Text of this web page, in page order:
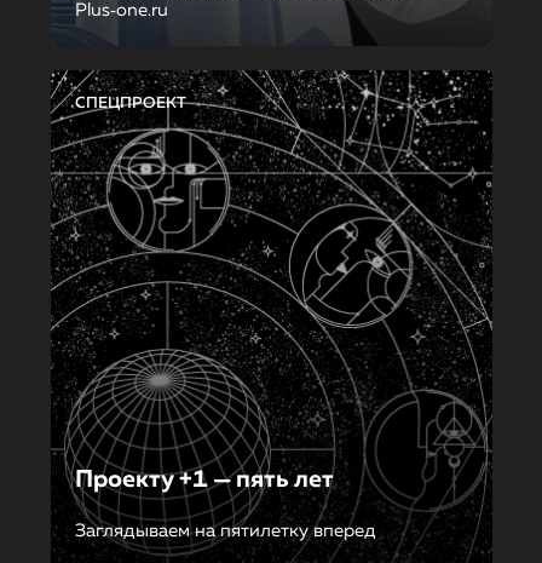
Plus‑one.ru
СПЕЦПРОЕКТ
Проекту +1 — пять лет
Заглядываем на пятилетку вперед